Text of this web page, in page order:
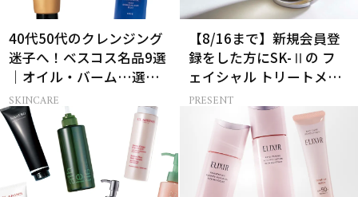
40代50代のクレンジング
迷子へ！ベスコス名品9選
｜オイル・バーム…選び
方の正解は？
SKINCARE
【8/16まで】新規会員登
録をした方にSK-Ⅱの フ
ェイシャル トリートメン
ト セラムをプレゼント！
PRESENT